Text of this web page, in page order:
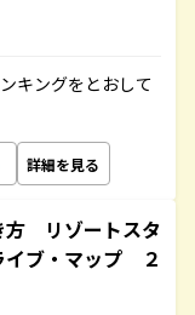
キングをとおして
詳細を見る
リゾートスタ
ブ・マップ ２